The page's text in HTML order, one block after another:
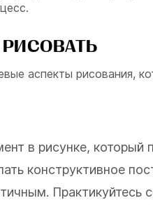
аспекты рисования,
в рисунке, который
конструктивное
Практикуйтесь